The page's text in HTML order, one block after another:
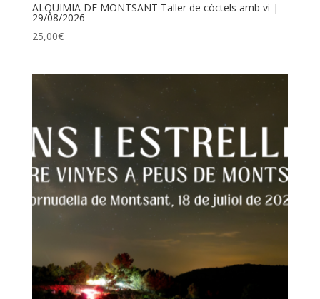
ALQUIMIA DE MONTSANT Taller de còctels amb vi |
29/08/2026
25,00€